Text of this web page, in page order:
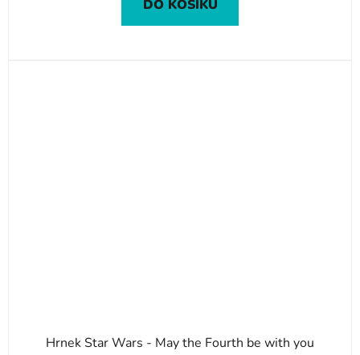
DO KOŠÍKU
Hrnek Star Wars - May the Fourth be with you